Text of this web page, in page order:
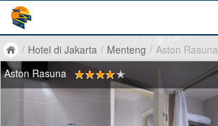
/ Hotel di Jakarta / Menteng / Aston Rasuna
Aston Rasuna